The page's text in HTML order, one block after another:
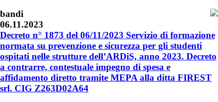
bandi
06.11.2023
Decreto n° 1873 del 06/11/2023 Servizio di formazione
normata su prevenzione e sicurezza per gli studenti
ospitati nelle strutture dell’ARDiS, anno 2023. Decreto
a contrarre, contestuale impegno di spesa e
affidamento diretto tramite MEPA alla ditta FIREST
srl. CIG Z263D02A64